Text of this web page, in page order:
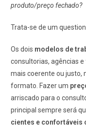
produto/preço fechado?
Trata-se de um
Os dois modelos de
consultorias, agências e
mais coerente ou justo,
formato. Fazer um
arriscado para o
principal sempre será
cientes e confortáveis